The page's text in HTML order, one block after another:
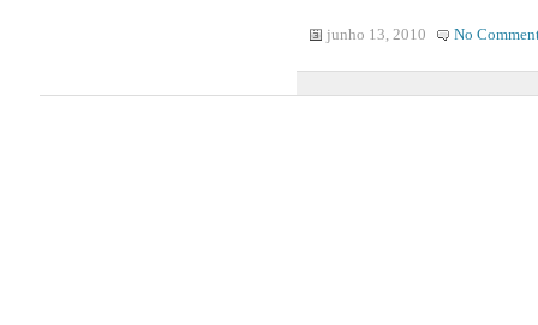
junho 13, 2010 No